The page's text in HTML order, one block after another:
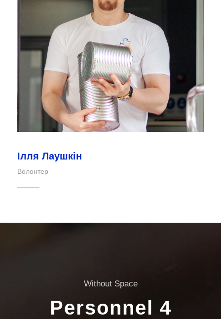
Ілля Лаушкін
Волонтер
Without Space
Personnel 4